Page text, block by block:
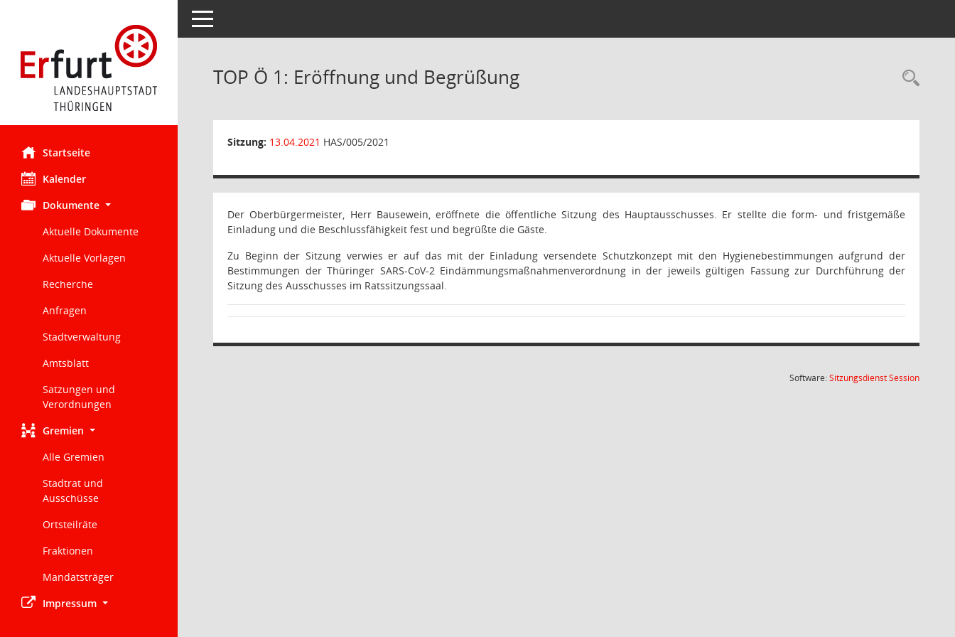
Startseite
Kalender
Dokumente
Aktuelle Dokumente
Aktuelle Vorlagen
Recherche
Anfragen
Stadtverwaltung
Amtsblatt
Satzungen und
Verordnungen
Gremien
Alle Gremien
Stadtrat und
Ausschüsse
Ortsteilräte
Fraktionen
Mandatsträger
Impressum
Toggle navigation
TOP Ö 1: Eröffnung und Begrüßung
Sitzung: 13.04.2021 HAS/005/2021
Der Oberbürgermeister, Herr Bausewein, eröffnete die öffentliche Sitzung des Hauptausschusses. Er stellte die form- und fristgemäße
Einladung und die Beschlussfähigkeit fest und begrüßte die Gäste.
Zu Beginn der Sitzung verwies er auf das mit der Einladung versendete Schutzkonzept mit den Hygienebestimmungen aufgrund der
Bestimmungen der Thüringer SARS-CoV-2 Eindämmungsmaßnahmenverordnung in der jeweils gültigen Fassung zur Durchführung der
Sitzung des Ausschusses im Ratssitzungssaal.
Software:SitzungsdienstSession(Wird in